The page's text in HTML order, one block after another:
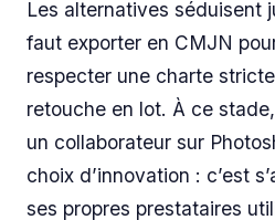
Les alternatives séduisent
faut exporter en CMJN
respecter une charte
retouche en lot. À ce
un collaborateur sur
choix d’innovation : c’est
ses propres prestataires